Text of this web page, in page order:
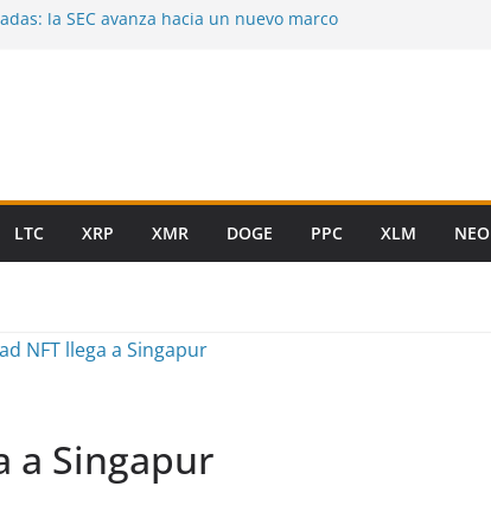
la SEC avanza hacia un nuevo marco
y se estabiliza en $62.800: el mercado
susto de los $58.000
de USD 64.000 mientras las salidas de
LTC XRP XMR DOGE PPC XLM NEO
a Singapur